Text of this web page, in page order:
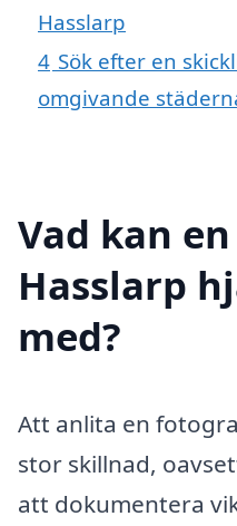
Hasslarp
4 Sök efter en
omgivande
Vad kan
Hasslarp
med?
Att anlita en
stor skillnad,
att dokumentera